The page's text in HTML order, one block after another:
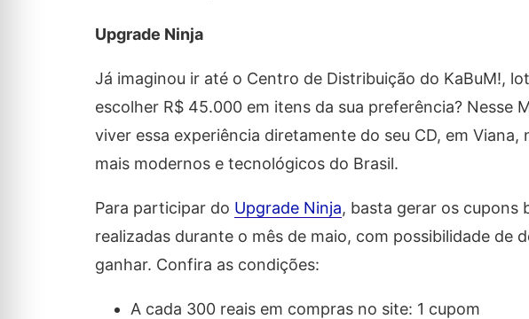
Upgrade Ninja
Já imaginou ir até o Centro de Distribuição do KaBuM!,
escolher R$ 45.000 em itens da sua preferência? Nesse
viver essa experiência diretamente do seu CD, em
mais modernos e tecnológicos do Brasil.
Para participar do Upgrade Ninja, basta gerar os cupons
realizadas durante o mês de maio, com possibilidade de
ganhar. Confira as condições:
A cada 300 reais em compras no site: 1 cupom